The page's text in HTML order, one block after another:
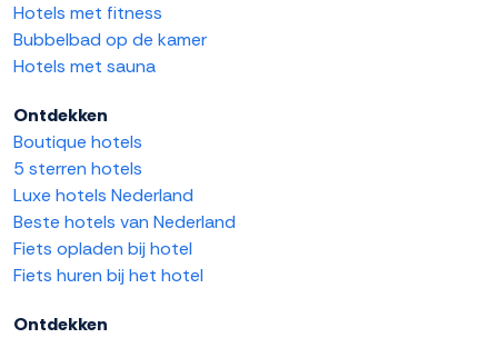
Hotels met fitness
Bubbelbad op de kamer
Hotels met sauna
Ontdekken
Boutique hotels
5 sterren hotels
Luxe hotels Nederland
Beste hotels van Nederland
Fiets opladen bij hotel
Fiets huren bij het hotel
Ontdekken